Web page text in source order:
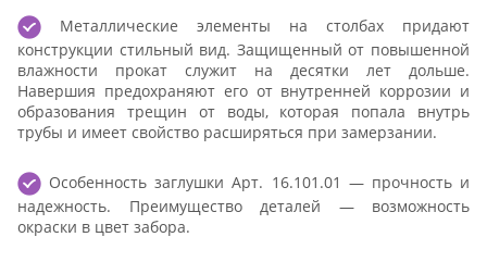
Металлические элементы на столбах придают
конструкции стильный вид. Защищенный от повышенной
влажности прокат служит на десятки лет дольше.
Навершия предохраняют его от внутренней коррозии и
образования трещин от воды, которая попала внутрь
трубы и имеет свойство расширяться при замерзании.
Особенность заглушки Арт. 16.101.01 — прочность и
надежность. Преимущество деталей — возможность
окраски в цвет забора.